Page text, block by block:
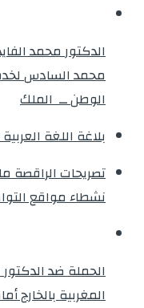
الدكتور محمد
محمد السادس
الوطن ــ الملك
بلاغة اللغة
تصريحات الراقصة
نشطاء مواقع
الحملة ضد
المغربية بالخارج